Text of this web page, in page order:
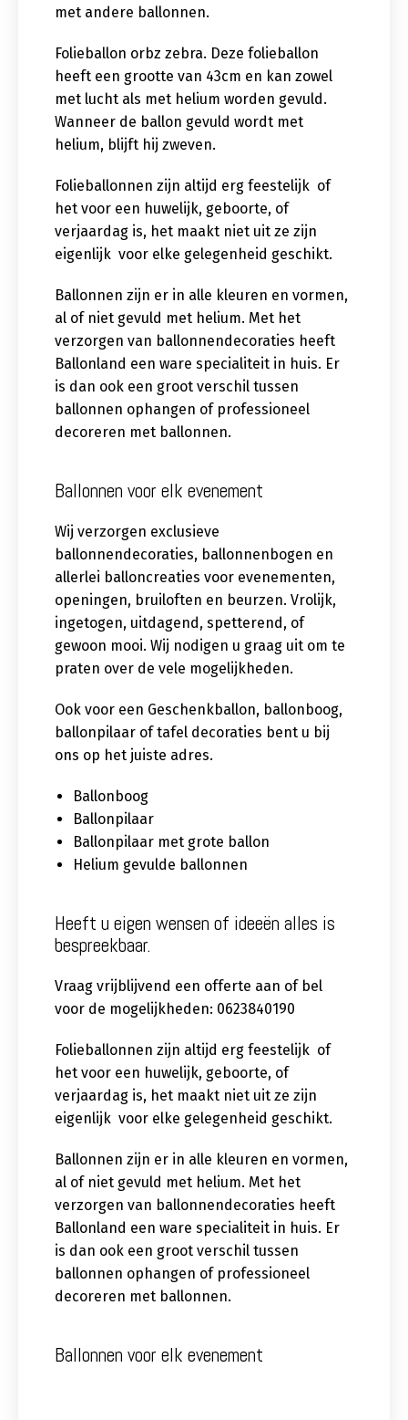
met andere ballonnen.
Folieballon orbz zebra. Deze folieballon
heeft een grootte van 43cm en kan zowel
met lucht als met helium worden gevuld.
Wanneer de ballon gevuld wordt met
helium, blijft hij zweven.
Folieballonnen zijn altijd erg feestelijk of
het voor een huwelijk, geboorte, of
verjaardag is, het maakt niet uit ze zijn
eigenlijk voor elke gelegenheid geschikt.
Ballonnen zijn er in alle kleuren en vormen,
al of niet gevuld met helium. Met het
verzorgen van ballonnendecoraties heeft
Ballonland een ware specialiteit in huis. Er
is dan ook een groot verschil tussen
ballonnen ophangen of professioneel
decoreren met ballonnen.
Ballonnen voor elk evenement
Wij verzorgen exclusieve
ballonnendecoraties, ballonnenbogen en
allerlei balloncreaties voor evenementen,
openingen, bruiloften en beurzen. Vrolijk,
ingetogen, uitdagend, spetterend, of
gewoon mooi. Wij nodigen u graag uit om te
praten over de vele mogelijkheden.
Ook voor een Geschenkballon, ballonboog,
ballonpilaar of tafel decoraties bent u bij
ons op het juiste adres.
Ballonboog
Ballonpilaar
Ballonpilaar met grote ballon
Helium gevulde ballonnen
Heeft u eigen wensen of ideeën alles is
bespreekbaar.
Vraag vrijblijvend een offerte aan of bel
voor de mogelijkheden: 0623840190
Folieballonnen zijn altijd erg feestelijk of
het voor een huwelijk, geboorte, of
verjaardag is, het maakt niet uit ze zijn
eigenlijk voor elke gelegenheid geschikt.
Ballonnen zijn er in alle kleuren en vormen,
al of niet gevuld met helium. Met het
verzorgen van ballonnendecoraties heeft
Ballonland een ware specialiteit in huis. Er
is dan ook een groot verschil tussen
ballonnen ophangen of professioneel
decoreren met ballonnen.
Ballonnen voor elk evenement